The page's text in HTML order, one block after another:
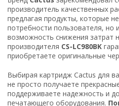
производитель качественных
предлагая продукты, которые
потребности пользователя, но
возможность снижения затрат
производителя CS-LC980BK
приобретаете оригинальные
Выбирая картридж Cactus для
не просто получаете
поддерживаете надежность и
печатающего оборудования.